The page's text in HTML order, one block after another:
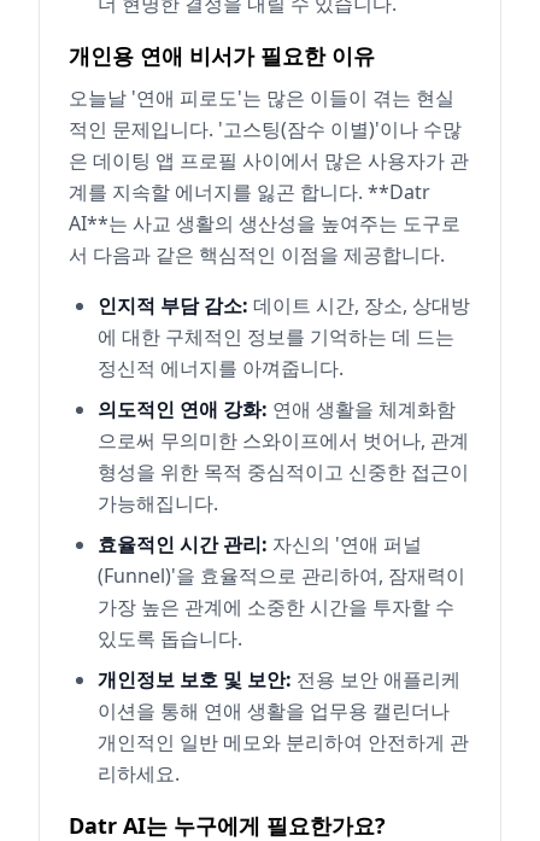
개인용 연애 비서가 필요한 이유
오늘날 '연애 피로도'는 많은 이들이 겪는 현실
적인 문제입니다. '고스팅(잠수 이별)'이나 수많
은 데이팅 앱 프로필 사이에서 많은 사용자가 관
계를 지속할 에너지를 잃곤 합니다. **Datr
AI**는 사교 생활의 생산성을 높여주는 도구로
서 다음과 같은 핵심적인 이점을 제공합니다.
인지적 부담 감소: 데이트 시간, 장소, 상대방
에 대한 구체적인 정보를 기억하는 데 드는
정신적 에너지를 아껴줍니다.
의도적인 연애 강화: 연애 생활을 체계화함
으로써 무의미한 스와이프에서 벗어나, 관계
형성을 위한 목적 중심적이고 신중한 접근이
가능해집니다.
효율적인 시간 관리: 자신의 '연애 퍼널
(Funnel)'을 효율적으로 관리하여, 잠재력이
가장 높은 관계에 소중한 시간을 투자할 수
있도록 돕습니다.
개인정보 보호 및 보안: 전용 보안 애플리케
이션을 통해 연애 생활을 업무용 캘린더나
개인적인 일반 메모와 분리하여 안전하게 관
리하세요.
Datr AI는 누구에게 필요한가요?